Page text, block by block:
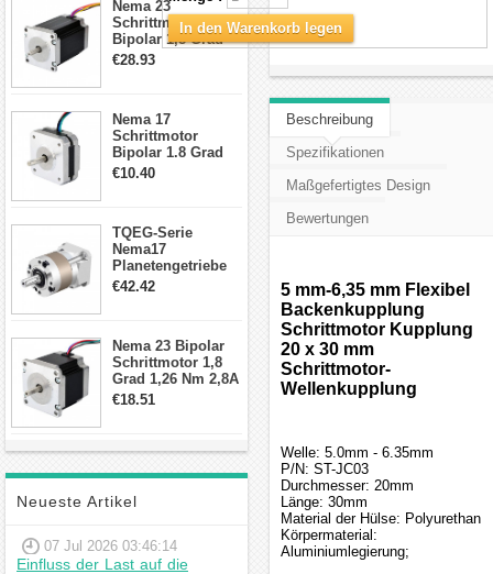
Nema 23
Schrittmotor
Bipolar 1,8 Grad
2,83Nm 4 A 2,26V
€28.93
Nema 17
Schrittmotor
Bipolar 1.8 Grad
8.7Ncm 1A 3.5V 4
€10.40
TQEG-Serie
Nema17
Planetengetriebe
10:1 Spiel 15Arc-
€42.42
Nema 23 Bipolar
Schrittmotor 1,8
Grad 1,26 Nm 2,8A
2,5V 4 Drähte
€18.51
Neueste Artikel
07 Jul 2026 03:46:14
Einfluss der Last auf die
In den Warenkorb legen
Beschreibung
Spezifikationen
Maßgefertigtes Design
Bewertungen
5 mm-6,35 mm Flexibel
Backenkupplung
Schrittmotor Kupplung
20 x 30 mm
Schrittmotor-
Wellenkupplung
Welle: 5.0mm - 6.35mm
P/N: ST-JC03
Durchmesser: 20mm
Länge: 30mm
Material der Hülse: Polyurethan
Körpermaterial:
Aluminiumlegierung;